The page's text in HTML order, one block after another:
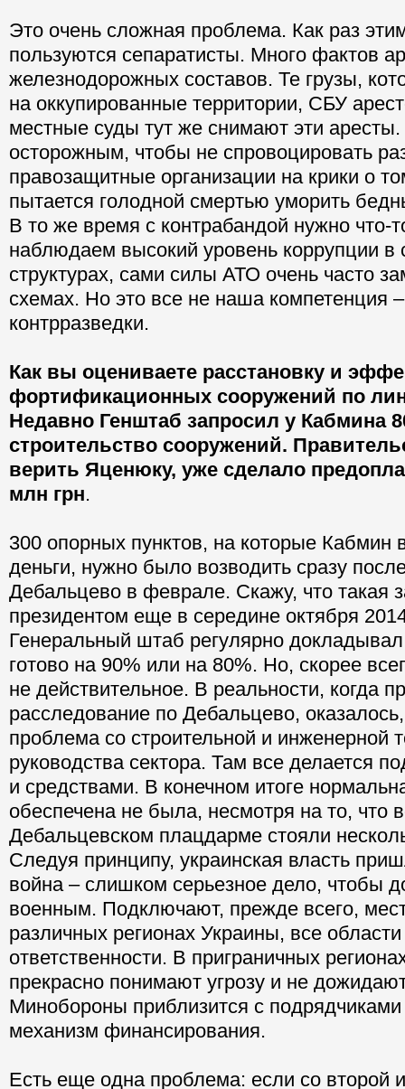
Это очень сложная проблема. Как раз
пользуются сепаратисты. Много фактов
железнодорожных составов. Те грузы,
на оккупированные территории, СБУ
местные суды тут же снимают эти
осторожным, чтобы не спровоцировать
правозащитные организации на крики о
пытается голодной смертью уморить
В то же время с контрабандой нужно что-
наблюдаем высокий уровень коррупции в
структурах, сами силы АТО очень часто
схемах. Но это все не наша компетенция
контрразведки.
Как вы оцениваете расстановку и
фортификационных сооружений по
Недавно Генштаб запросил у Кабмина
строительство сооружений.
верить Яценюку, уже сделало
млн грн.
300 опорных пунктов, на которые Кабмин
деньги, нужно было возводить сразу
Дебальцево в феврале. Скажу, что такая
президентом еще в середине октября
Генеральный штаб регулярно
готово на 90% или на 80%. Но, скорее
не действительное. В реальности, когда
расследование по Дебальцево,
проблема со строительной и инженерной
руководства сектора. Там все делается
и средствами. В конечном итоге
обеспечена не была, несмотря на то, что
Дебальцевском плацдарме стояли
Следуя принципу, украинская власть
война – слишком серьезное дело, чтобы
военным. Подключают, прежде всего,
различных регионах Украины, все
ответственности. В приграничных
прекрасно понимают угрозу и не
Минобороны приблизится с подрядчиками
механизм финансирования.
Есть еще одна проблема: если со второй